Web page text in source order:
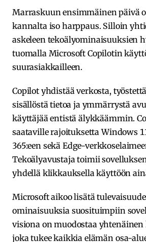
Marraskuun ensimmäinen päivä
kannalta iso harppaus. Silloin
askeleen tekoälyominaisuuksien
tuomalla Microsoft Copilotin
suurasiakkailleen.
Copilot yhdistää verkosta,
sisällöstä tietoa ja ymmärrystä
käyttäjää entistä älykkäämmin.
saataville rajoituksetta Windows
365:een sekä Edge-
Tekoälyavustaja toimii
yhdellä klikkauksella käyttöön
Microsoft aikoo lisätä
ominaisuuksia suosituimpiin
visiona on muodostaa
joka tukee kaikkia elämän osa-